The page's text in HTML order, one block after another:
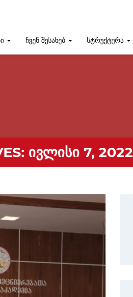
ჩვენ შესახებ სტრუქტურა
ᲘᲕᲚᲘᲡᲘ 7, 2022